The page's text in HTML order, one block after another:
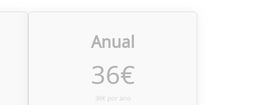
Anual
36€
36€ por ano